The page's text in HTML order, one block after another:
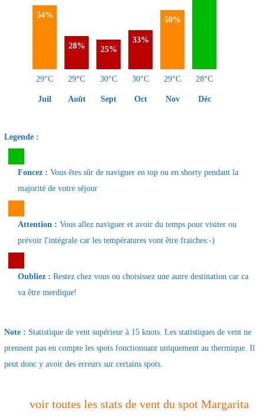
54%
29°C
Juil
28%
29°C
Août
25%
30°C
Sept
33%
30°C
Oct
50%
29°C
Nov
28°C
Déc
Legende :
Foncez :Vous êtes sûr de naviguer en top ou en shorty pendant la
majorité de votre séjour
Attention :Vous allez naviguer et avoir du temps pour visiter ou
prévoir l'intégrale car les températures vont être fraiches:-)
Oubliez :Restez chez vous ou choisissez une autre destination car ca
va être merdique!
Note : Statistique de vent supérieur à 15 knots. Les statistiques de vent ne
prennent pas en compte les spots fonctionnant uniquement au thermique. Il
peut donc y avoir des erreurs sur certains spots.
voir toutes les stats de vent du spot Margarita